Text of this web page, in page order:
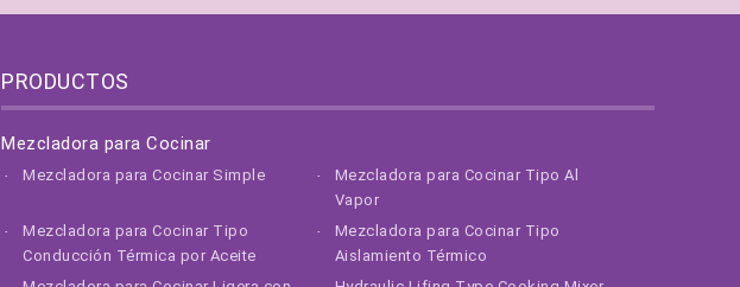
PRODUCTOS
Mezcladora para Cocinar
Mezcladora para Cocinar Simple
Mezcladora para Cocinar Tipo Al
Vapor
Mezcladora para Cocinar Tipo
Conducción Térmica por Aceite
Mezcladora para Cocinar Tipo
Aislamiento Térmico